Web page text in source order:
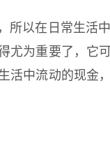
以在日常生活
尤为重要了，它
活中流动的现金